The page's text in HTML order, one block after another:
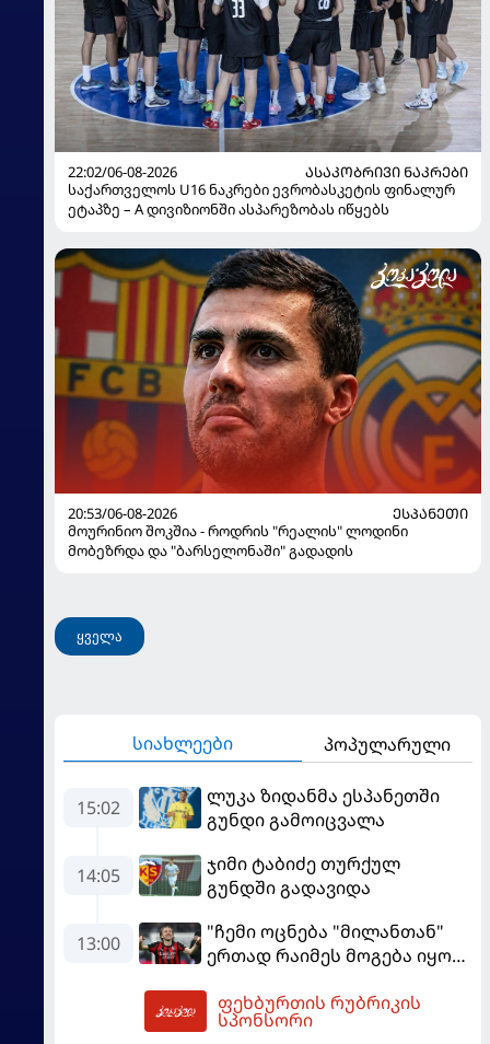
22:02/06-08-2026
ᲐᲡᲐᲙᲝᲑᲠᲘᲕᲘ ᲜᲐᲙᲠᲔᲑᲘ
საქართველოს U16 ნაკრები ევრობასკეტის ფინალურ
ეტაპზე – A დივიზიონში ასპარეზობას იწყებს
20:53/06-08-2026
ᲔᲡᲞᲐᲜᲔᲗᲘ
მოურინიო შოკშია - როდრის "რეალის" ლოდინი
მობეზრდა და "ბარსელონაში" გადადის
ყველა
სიახლეები პოპულარული
15:02
ლუკა ზიდანმა ესპანეთში
გუნდი გამოიცვალა
14:05
ჯიმი ტაბიძე თურქულ
გუნდში გადავიდა
13:00
"ჩემი ოცნება "მილანთან"
ერთად რაიმეს მოგება იყო" -
თავის მისიაზე ისაუბრა
ფეხბურთის რუბრიკის
სპონსორი